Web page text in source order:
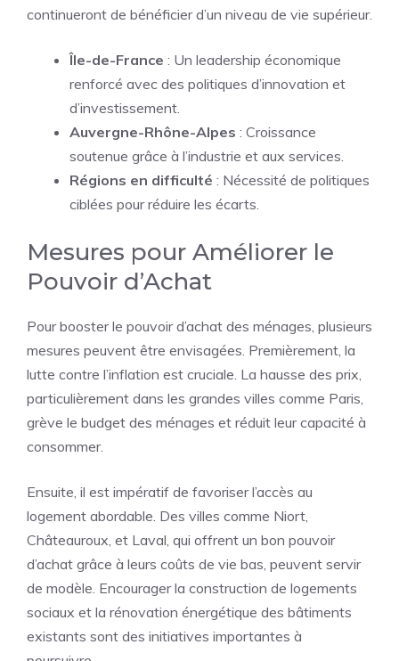
continueront de bénéficier d’un niveau de vie supérieur.
Île-de-France : Un leadership économique
renforcé avec des politiques d’innovation et
d’investissement.
Auvergne-Rhône-Alpes : Croissance
soutenue grâce à l’industrie et aux services.
Régions en difficulté : Nécessité de politiques
ciblées pour réduire les écarts.
Mesures pour Améliorer le
Pouvoir d’Achat
Pour booster le pouvoir d’achat des ménages, plusieurs
mesures peuvent être envisagées. Premièrement, la
lutte contre l’inflation est cruciale. La hausse des prix,
particulièrement dans les grandes villes comme Paris,
grève le budget des ménages et réduit leur capacité à
consommer.
Ensuite, il est impératif de favoriser l’accès au
logement abordable. Des villes comme Niort,
Châteauroux, et Laval, qui offrent un bon pouvoir
d’achat grâce à leurs coûts de vie bas, peuvent servir
de modèle. Encourager la construction de logements
sociaux et la rénovation énergétique des bâtiments
existants sont des initiatives importantes à